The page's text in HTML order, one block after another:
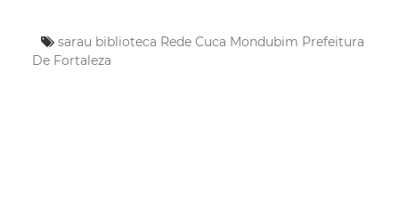
sarau biblioteca Rede Cuca Mondubim Prefeitura
De Fortaleza